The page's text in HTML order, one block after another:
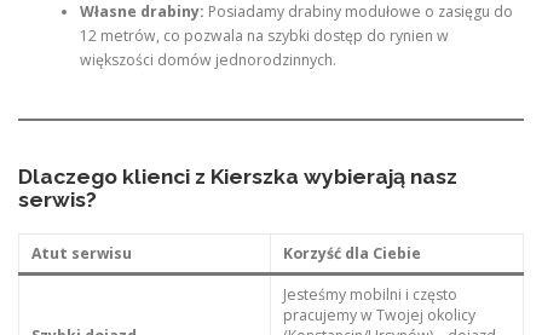
Własne drabiny: Posiadamy drabiny modułowe o zasięgu do
12 metrów, co pozwala na szybki dostęp do rynien w
większości domów jednorodzinnych.
Dlaczego klienci z Kierszka wybierają nasz
serwis?
Atut serwisu Korzyść dla Ciebie
Jesteśmy mobilni i często
pracujemy w Twojej okolicy